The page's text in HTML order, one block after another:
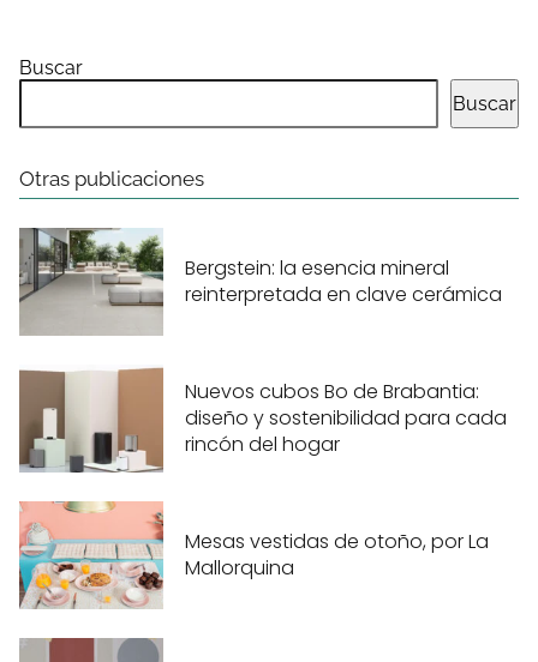
Buscar
Buscar
Otras publicaciones
Bergstein: la esencia mineral
reinterpretada en clave cerámica
Nuevos cubos Bo de Brabantia:
diseño y sostenibilidad para cada
rincón del hogar
Mesas vestidas de otoño, por La
Mallorquina